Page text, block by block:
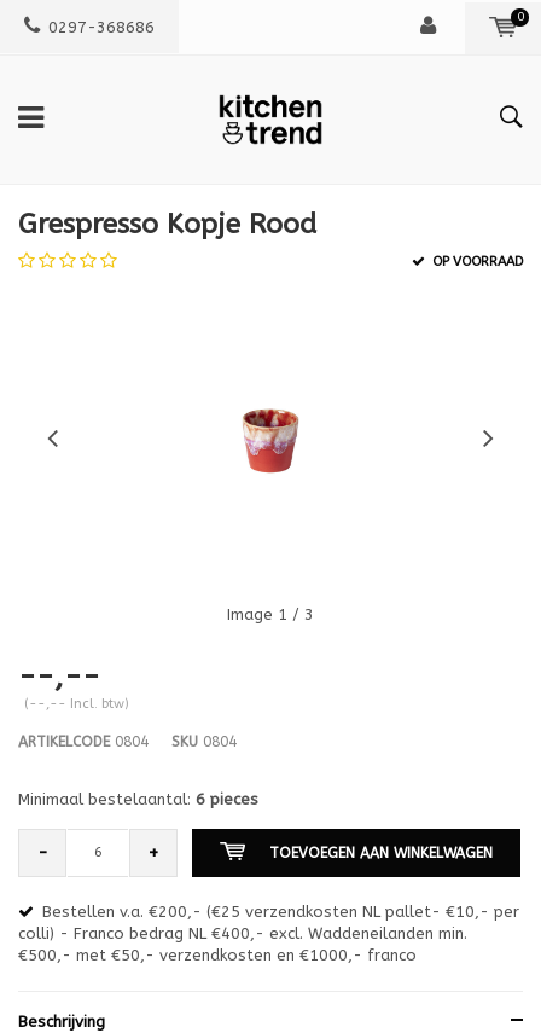
0297-368686
0
Grespresso Kopje Rood
OP VOORRAAD
Image 1 / 3
--,--
(--,-- Incl. btw)
ARTIKELCODE0804 SKU 0804
Minimaal bestelaantal: 6 pieces
- + TOEVOEGEN AAN WINKELWAGEN
Bestellen v.a. €200,- (€25 verzendkosten NL pallet- €10,- per
colli) - Franco bedrag NL €400,- excl. Waddeneilanden min.
€500,- met €50,- verzendkosten en €1000,- franco
Beschrijving